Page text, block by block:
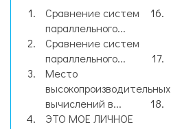
Сравнение систем
параллельного...
Сравнение систем
параллельного...
Место
высокопроизводительных
вычислений в...
ЭТО МОЕ ЛИЧНОЕ